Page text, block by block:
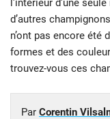
l’intérieur d’une
d’autres
n’ont pas encore été
formes et des
trouvez-vous ces
Par Corentin